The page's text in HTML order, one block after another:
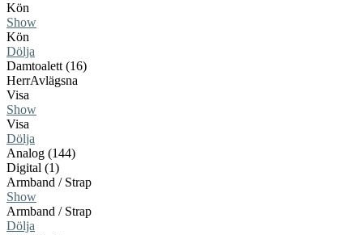
Kön
Show
Kön
Dölja
Damtoalett (16)
HerrAvlägsna
Visa
Show
Visa
Dölja
Analog (144)
Digital (1)
Armband / Strap
Show
Armband / Strap
Dölja